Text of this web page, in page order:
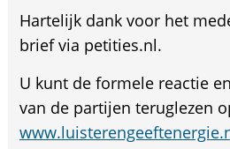
Hartelijk dank voor het
brief via petities.nl.
U kunt de formele reactie
van de partijen teruglezen